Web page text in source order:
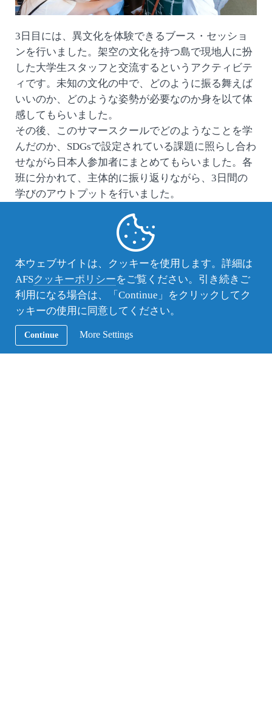
3日目には、異文化を体験できるブース・セッショ
ンを行いました。架空の文化を持つ島で現地人に扮
した大学生スタッフと交流するというアクティビテ
ィです。未知の文化の中で、どのように振る舞えば
いいのか、どのような姿勢が必要なのか身を以て体
感してもらいました。
その後、このサマースクールでどのようなことを学
んだのか、SDGsで設定されている課題に照らし合わ
せながら日本人参加者にまとめてもらいました。各
班に分かれて、主体的に振り返りながら、3日間の
学びのアウトプットを行いました。
国人差別問題」や「学校での性差別」など、日常に
溢れる様々な格差の話題が飛び出し、中高生らしい
柔軟なものの見方に、大学生スタッフも刺激を受け
ることができました。
最後の夜は立食パーティー。国も年齢もバラバラな
参加者が、身振り手振りを交えながら笑い合う姿
に、小さな「世界平和」を見ることができた気がし
ます。
本ウェブサイトは、クッキーを使用します。詳細は
AFSクッキーポリシーをご覧ください。引き続きご
利用になる場合は、「Continue」をクリックしてク
ッキーの使用に同意してください。
Continue More Settings